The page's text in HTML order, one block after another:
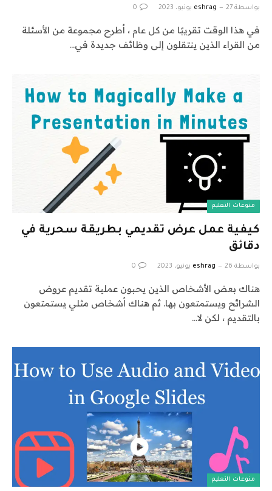
بواسطة eshrag 27 يونيو، 2023 0
في هذا الوقت تقريبًا من كل عام ، أطرح مجموعة من الأسئلة
من القراء الذين ينتقلون إلى وظائف جديدة في…
منوعات التعليم
كيفية عمل عرض تقديمي بطريقة سحرية في
دقائق
بواسطة eshrag 26 يونيو، 2023 0
هناك بعض الأشخاص الذين يحبون عملية تقديم عروض
الشرائح ويستمتعون بها. ثم هناك أشخاص مثلي يستمتعون
بالتقديم ، لكن لا…
منوعات التعليم